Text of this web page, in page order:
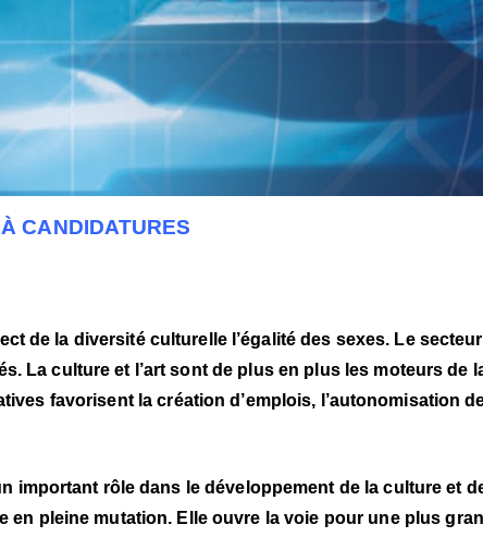
CANDIDATURES
de la diversité culturelle l’égalité des sexes. Le
La culture et l’art sont de plus en plus les moteurs de
favorisent la création d’emplois, l’autonomisation
rôle dans le développement de la culture et
pleine mutation. Elle ouvre la voie pour une plus